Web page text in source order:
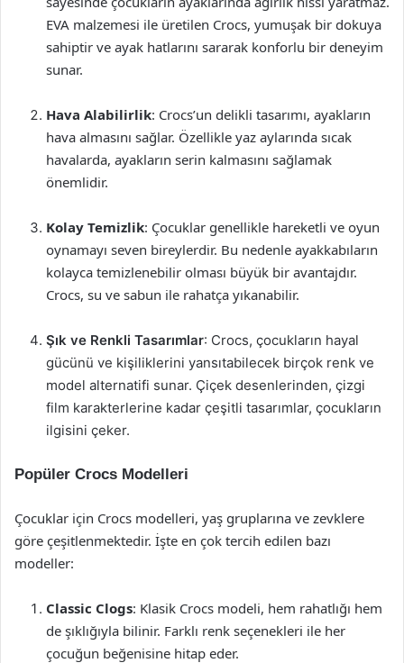
EVA malzemesi ile üretilen Crocs, yumuşak bir dokuya
sahiptir ve ayak hatlarını sararak konforlu bir deneyim
sunar.
Hava Alabilirlik: Crocs’un delikli tasarımı, ayakların
hava almasını sağlar. Özellikle yaz aylarında sıcak
havalarda, ayakların serin kalmasını sağlamak
önemlidir.
Kolay Temizlik: Çocuklar genellikle hareketli ve oyun
oynamayı seven bireylerdir. Bu nedenle ayakkabıların
kolayca temizlenebilir olması büyük bir avantajdır.
Crocs, su ve sabun ile rahatça yıkanabilir.
Şık ve Renkli Tasarımlar: Crocs, çocukların hayal
gücünü ve kişiliklerini yansıtabilecek birçok renk ve
model alternatifi sunar. Çiçek desenlerinden, çizgi
film karakterlerine kadar çeşitli tasarımlar, çocukların
ilgisini çeker.
Popüler Crocs Modelleri
Çocuklar için Crocs modelleri, yaş gruplarına ve zevklere
göre çeşitlenmektedir. İşte en çok tercih edilen bazı
modeller:
Classic Clogs: Klasik Crocs modeli, hem rahatlığı hem
de şıklığıyla bilinir. Farklı renk seçenekleri ile her
çocuğun beğenisine hitap eder.